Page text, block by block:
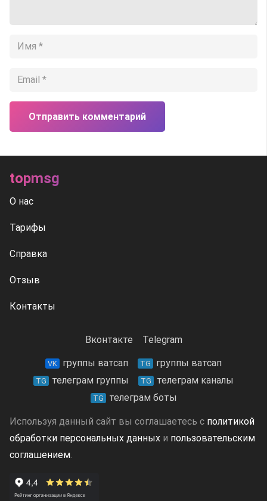
Отправить комментарий
topmsg
О нас
Тарифы
Справка
Отзыв
Контакты
Вконтакте Telegram
VK группы ватсап TG группы ватсап
TG телеграм группы TG телеграм каналы
TG телеграм боты
Используя данный сайт вы соглашаетесь с политикой
обработки персональных данных и пользовательским
соглашением.